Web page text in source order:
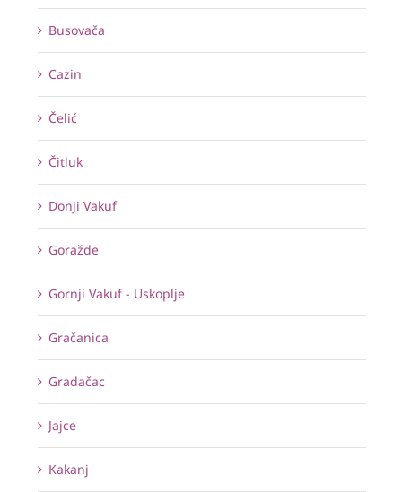
Busovača
Cazin
Čelić
Čitluk
Donji Vakuf
Goražde
Gornji Vakuf - Uskoplje
Gračanica
Gradačac
Jajce
Kakanj